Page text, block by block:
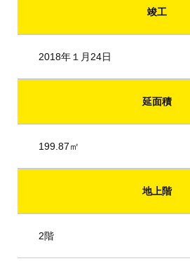
竣工
2018年１月24日
延面積
199.87㎡
地上階
2階